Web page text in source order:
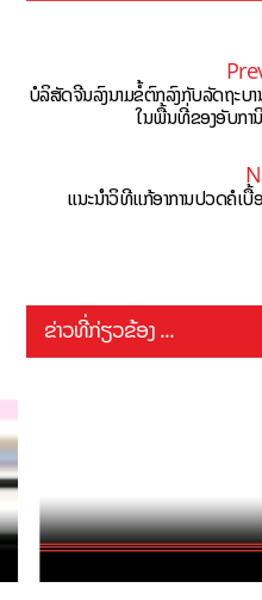
ບໍລິສັດຈີນລົງນາມຂໍ້ຕົກລົງກັບລັດຖະບາ
ໃນພື້ນທີ່ຂອງອັບກາ
ແນະນຳວິທີແກ້ອາການປວດຄໍເ
ຂ່າວທີ່ກ່ຽວຂ້ອງ ...